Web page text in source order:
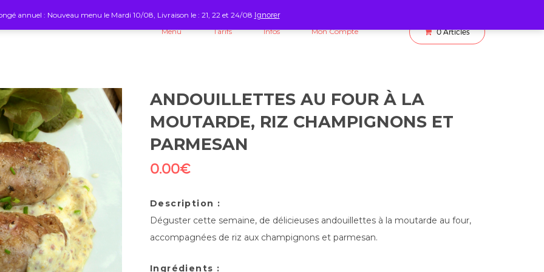
Menu Tarifs Infos Mon Compte 0 Articles
ANDOUILLETTES AU FOUR À LA
MOUTARDE, RIZ CHAMPIGNONS ET
PARMESAN
0.00€
Description :
Déguster cette semaine, de délicieuses andouillettes à la moutarde au four,
accompagnées de riz aux champignons et parmesan.
Ingrédients :
annuel : Nouveau menu le Mardi 10/08, Livraison le : 21, 22 et 24/08 Ignorer